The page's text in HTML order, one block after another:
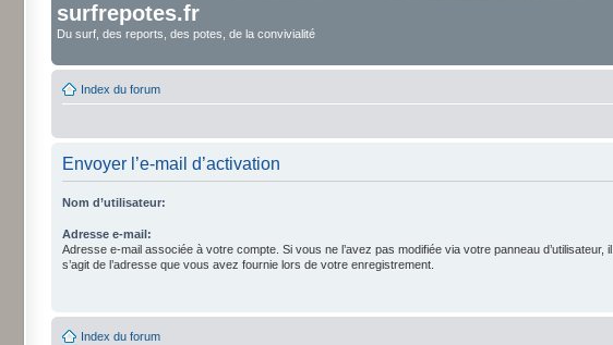
surfrepotes.fr
Du surf, des reports, des potes, de la convivialité
Index du forum
Envoyer l’e-mail d’activation
Nom d’utilisateur:
Adresse e-mail:
Adresse e-mail associée à votre compte. Si vous ne l’avez pas modifiée via votre panneau d’utilisateur, il
s’agit de l’adresse que vous avez fournie lors de votre enregistrement.
Index du forum